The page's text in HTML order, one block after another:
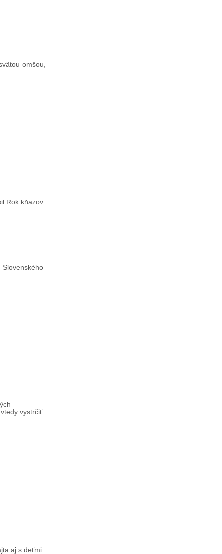
omšou,
Rok kňazov.
Slovenského
vystrčiť
aj s deťmi